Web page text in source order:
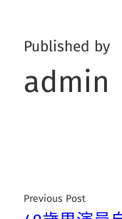
Published by
admin
Previous Post